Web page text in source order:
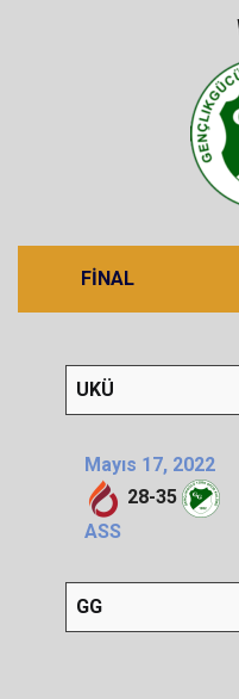
FINAL
UKÜ
Mayıs 17, 2022
28-35
ASS
GG